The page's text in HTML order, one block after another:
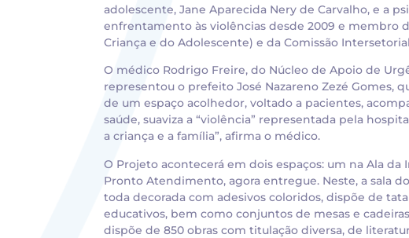
adolescente, Jane Aparecida Nery de Carvalho, e a
enfrentamento às violências desde 2009 e membro
Criança e do Adolescente) e da Comissão
O médico Rodrigo Freire, do Núcleo de Apoio de
representou o prefeito José Nazareno Zezé Gomes,
de um espaço acolhedor, voltado a pacientes,
saúde, suaviza a “violência” representada pela
a criança e a família”, afirma o médico.
O Projeto acontecerá em dois espaços: um na Ala
Pronto Atendimento, agora entregue. Neste, a sala
toda decorada com adesivos coloridos, dispõe de
educativos, bem como conjuntos de mesas e
dispõe de 850 obras com titulação diversa, de